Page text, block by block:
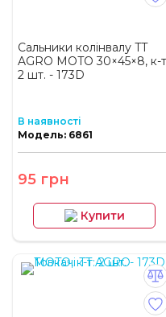
Сальники колінвалу TT
AGRO MOTO 30×45×8, к-т
2 шт. - 173D
В наявності
Модель: 6861
95 грн
Купити